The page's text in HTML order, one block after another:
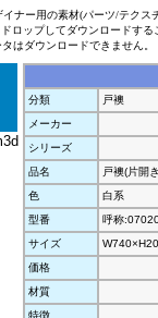
ナー用の素材(パーツ/テクス
ロップしてダウンロードす
はダウンロードできません。
分類
戸襖
メーカー
シリーズ
品名
戸襖(片開
色
白系
型番
呼称
サイズ
価格
材質
特徴